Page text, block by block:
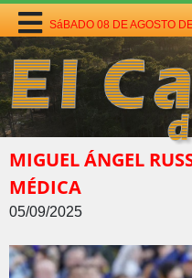
SáBADO 08 DE AGOSTO
MIGUEL ÁNGEL
MÉDICA
05/09/2025